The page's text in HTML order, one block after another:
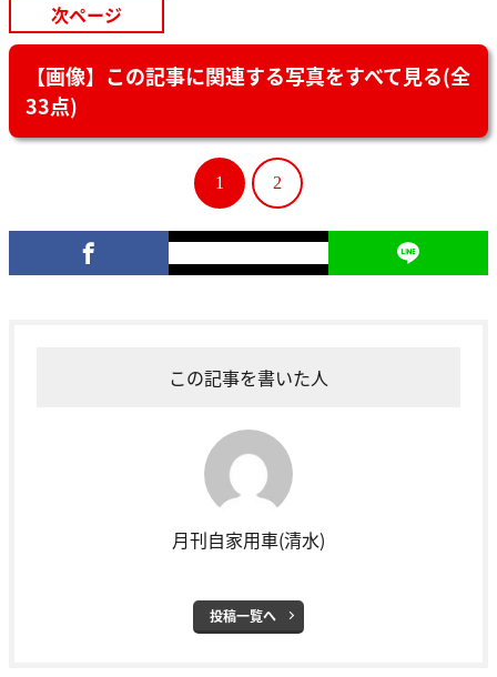
次ページ
【画像】この記事に関連する写真をすべて見る(全
33点)
1 2
この記事を書いた人
月刊自家用車(清水)
投稿一覧へ